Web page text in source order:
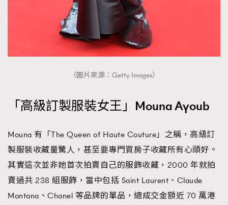
（圖片來源：Getty Images）
「高級訂製服裝女王」Mouna Ayoub
Mouna 有「The Queen of Haute Couture」之稱，高級訂
製服裝收藏量驚人，甚至要專門買房子收藏所有心頭好。
其實這次並非她首次拍賣自己的服飾收藏，2000 年就拍
賣過共 238 組服飾，當中包括 Saint Laurent、Claude
Montana、Chanel 等品牌的單品，總成交金額近 70 萬港